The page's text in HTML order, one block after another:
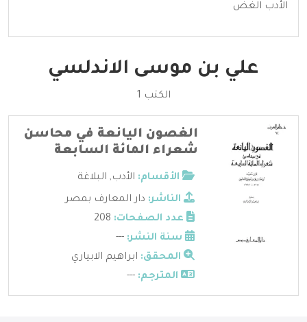
الأدب الغض
علي بن موسى الاندلسي
الكتب 1
الغصون اليانعة في محاسن
شعراء المائة السابعة
الأقسام: الأدب, البلاغة
الناشر: دار المعارف بمصر
عدد الصفحات:
سنة النشر: ---
المحقق: ابراهيم الابياري
المترجم: ---